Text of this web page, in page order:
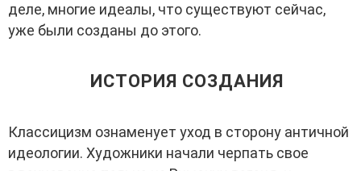
деле, многие идеалы, что существуют сейчас,
уже были созданы до этого.
ИСТОРИЯ СОЗДАНИЯ
Классицизм ознаменует уход в сторону античной
идеологии. Художники начали черпать свое